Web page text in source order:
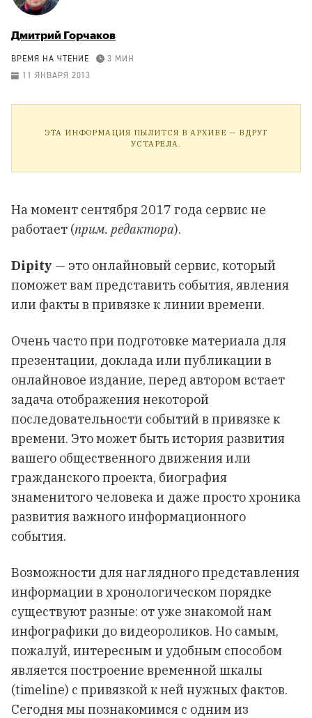
Дмитрий Горчаков
ВРЕМЯ НА ЧТЕНИЕ
3 МИН
11 ЯНВАРЯ 2013
ЭТА ИНФОРМАЦИЯ ПЫЛИТСЯ В АРХИВЕ — ВДРУГ
УСТАРЕЛА.
На момент сентября 2017 года сервис не
работает (прим. редактора).
Dipity — это онлайновый сервис, который
поможет вам представить события, явления
или факты в привязке к линии времени.
Очень часто при подготовке материала для
презентации, доклада или публикации в
онлайновое издание, перед автором встает
задача отображения некоторой
последовательности событий в привязке к
времени. Это может быть история развития
вашего общественного движения или
гражданского проекта, биография
знаменитого человека и даже просто хроника
развития важного информационного
события.
Возможности для наглядного представления
информации в хронологическом порядке
существуют разные: от уже знакомой нам
инфографики до видеороликов. Но самым,
пожалуй, интересным и удобным способом
является построение временной шкалы
(timeline) с привязкой к ней нужных фактов.
Сегодня мы познакомимся с одним из